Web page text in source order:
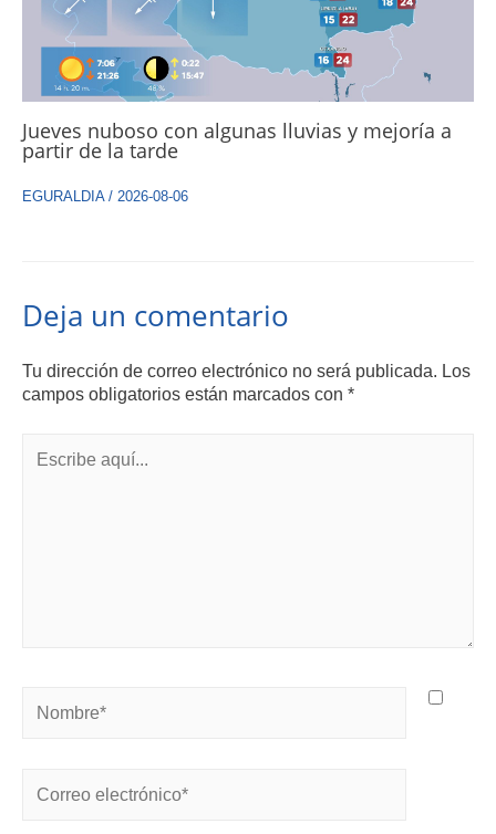
Jueves nuboso con algunas lluvias y mejoría a
partir de la tarde
EGURALDIA/ 2026-08-06
Deja un comentario
Tu dirección de correo electrónico no será publicada. Los
campos obligatorios están marcados con *